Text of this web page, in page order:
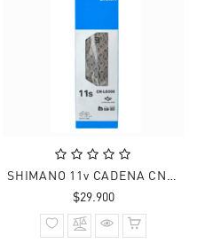
SHIMANO 11v CADENA CN-LG500
$29.900Precio
normal